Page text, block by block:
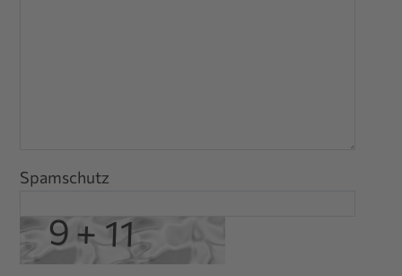
Spamschutz